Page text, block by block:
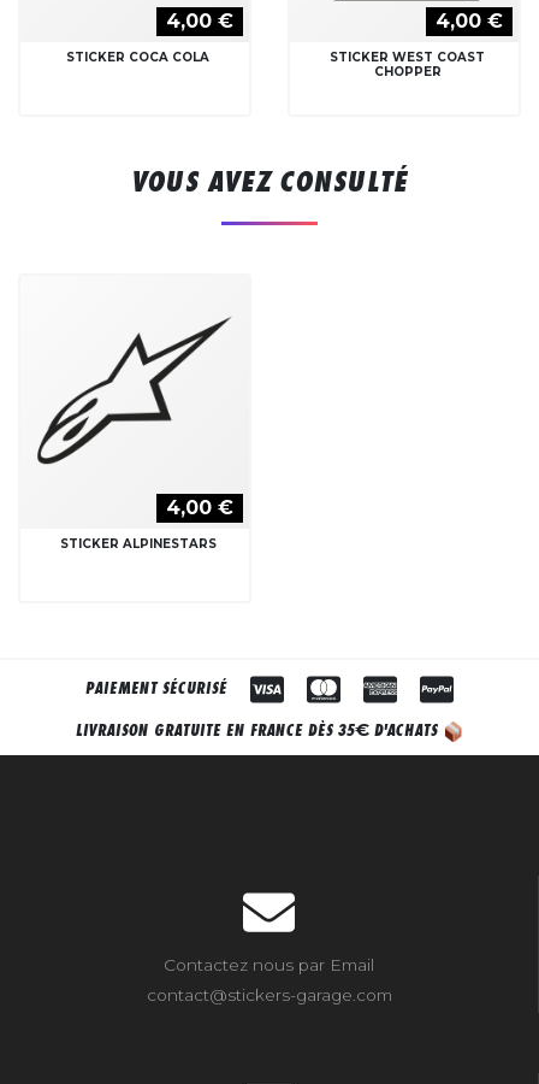
4,00 €
STICKER COCA COLA
4,00 €
STICKER WEST COAST
CHOPPER
VOUS AVEZ CONSULTÉ
4,00 €
STICKER ALPINESTARS
PAIEMENT SÉCURISÉ
LIVRAISON GRATUITE EN FRANCE DÈS 35€ D'ACHATS
Contactez nous par Email
contact@stickers-garage.com